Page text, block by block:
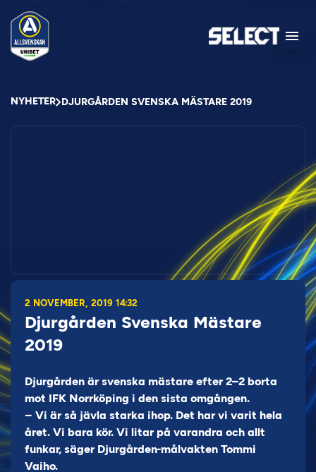
NYHETER DJURGÅRDEN SVENSKA MÄSTARE 2019
2 NOVEMBER, 2019 14:32
Djurgården Svenska Mästare
2019
Djurgården är svenska mästare efter 2–2 borta
mot IFK Norrköping i den sista omgången.
– Vi är så jävla starka ihop. Det har vi varit hela
året. Vi bara kör. Vi litar på varandra och allt
funkar, säger Djurgården-målvakten Tommi
Vaiho.